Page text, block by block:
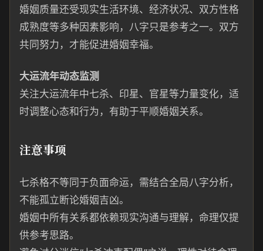
婚姻质量还受现实生活环境、经济状况、双方性格
成熟度等多种因素影响，八字只是参考之一。双方
共同努力，才能促进婚姻幸福。
大运流年动态监测
关注大运流年中七杀、印星、官星等力量变化，适
时调整心态和行为，有助于平顺婚姻关系。
注意事项
七杀格不等同于负面命运，需结合全局八字分析，
不能孤立断论婚姻吉凶。
婚姻中所有关系都依赖现实沟通与理解，命理仅提
供参考思路。